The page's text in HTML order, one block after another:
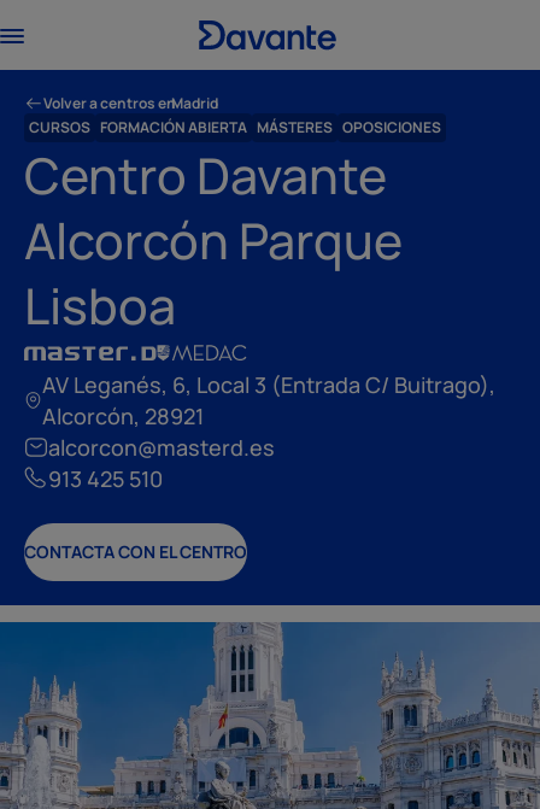
Volver a centros enMadrid
CURSOS FORMACIÓN ABIERTA MÁSTERES OPOSICIONES
Centro Davante
Alcorcón Parque
Lisboa
AV Leganés, 6, Local 3 (Entrada C/ Buitrago),
Alcorcón, 28921
alcorcon@masterd.es
913 425 510
CONTACTA CON EL CENTRO